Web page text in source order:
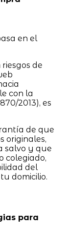
en el
de
con la
2013), es
de que
originales,
salvo y que
colegiado,
del
domicilio.
para